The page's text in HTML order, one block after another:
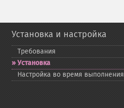
Установка и настройка
Требования
Установка
Настройка во время выполнения